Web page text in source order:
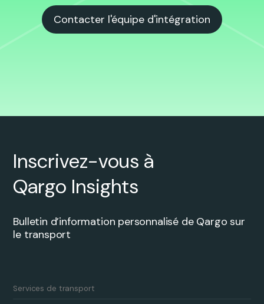
Contacter l'équipe d'intégration
Inscrivez-vous à
Qargo Insights
Bulletin d’information personnalisé de Qargo sur
le transport
Services de transport